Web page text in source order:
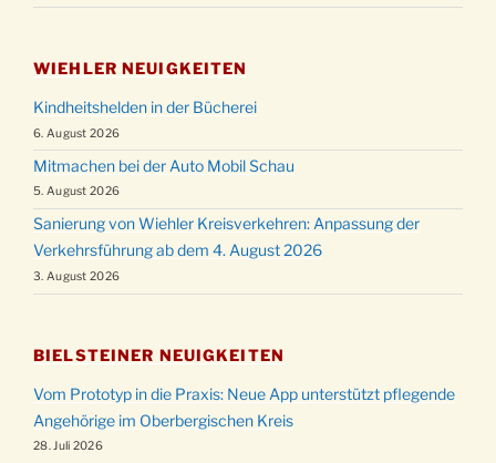
WIEHLER NEUIGKEITEN
Kindheitshelden in der Bücherei
6. August 2026
Mitmachen bei der Auto Mobil Schau
5. August 2026
Sanierung von Wiehler Kreisverkehren: Anpassung der
Verkehrsführung ab dem 4. August 2026
3. August 2026
BIELSTEINER NEUIGKEITEN
Vom Prototyp in die Praxis: Neue App unterstützt pflegende
Angehörige im Oberbergischen Kreis
28. Juli 2026